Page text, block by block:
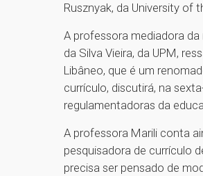
Rusznyak, da University of
A professora mediadora
da Silva Vieira, da UPM,
Libâneo, que é um
currículo, discutirá, na
regulamentadoras da
A professora Marili conta
pesquisadora de currículo
precisa ser pensado de